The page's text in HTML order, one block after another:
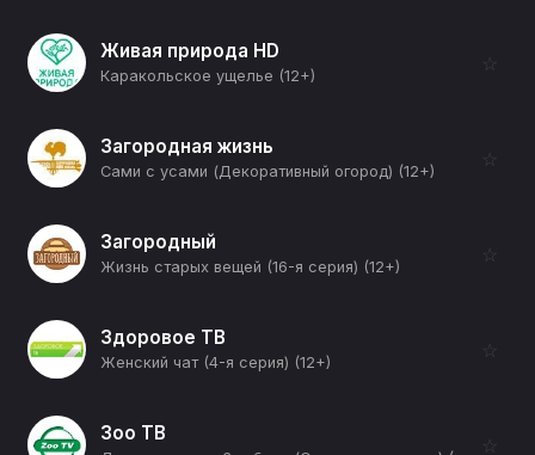
Живая природа HD
Каракольское ущелье (12+)
☆
Загородная жизнь
Сами с усами (Декоративный огород) (12+)
☆
Загородный
Жизнь старых вещей (16-я серия) (12+)
☆
Здоровое ТВ
Женский чат (4-я серия) (12+)
☆
Зоо ТВ ☆